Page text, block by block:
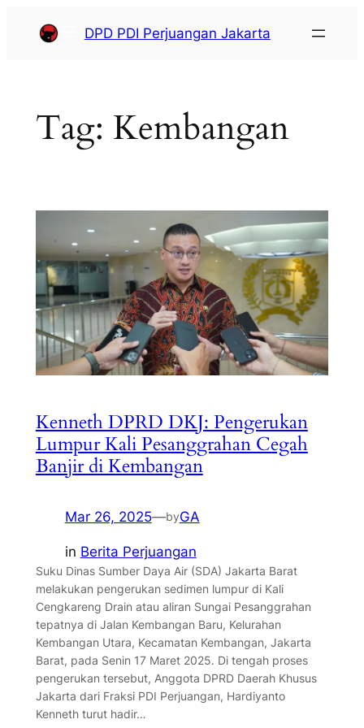
DPD PDI Perjuangan Jakarta
Tag: Kembangan
Kenneth DPRD DKJ: Pengerukan
Lumpur Kali Pesanggrahan Cegah
Banjir di Kembangan
Mar 26, 2025—byGA
in Berita Perjuangan
Suku Dinas Sumber Daya Air (SDA) Jakarta Barat
melakukan pengerukan sedimen lumpur di Kali
Cengkareng Drain atau aliran Sungai Pesanggrahan
tepatnya di Jalan Kembangan Baru, Kelurahan
Kembangan Utara, Kecamatan Kembangan, Jakarta
Barat, pada Senin 17 Maret 2025. Di tengah proses
pengerukan tersebut, Anggota DPRD Daerah Khusus
Jakarta dari Fraksi PDI Perjuangan, Hardiyanto
Kenneth turut hadir…